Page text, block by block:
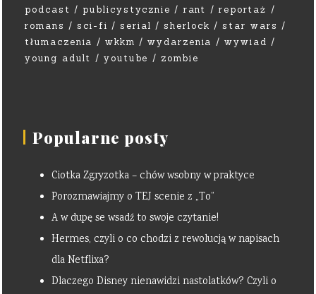
podcast
publicystycznie rant
reportaż
romans
sci-fi serial sherlock
star wars
tłumaczenia
wkkm wydarzenia
wywiad
young adult
youtube zombie
Popularne posty
Ciotka Zgryzotka – chów wsobny w praktyce
Porozmawiajmy o TEJ scenie z „To”
A w dupę se wsadź to swoje czytanie!
Hermes, czyli o co chodzi z rewolucją w napisach
dla Netflixa?
Dlaczego Disney nienawidzi nastolatków? Czyli o